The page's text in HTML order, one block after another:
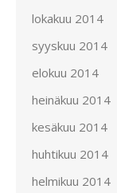
lokakuu 2014
syyskuu 2014
elokuu 2014
heinäkuu 2014
kesäkuu 2014
huhtikuu 2014
helmikuu 2014